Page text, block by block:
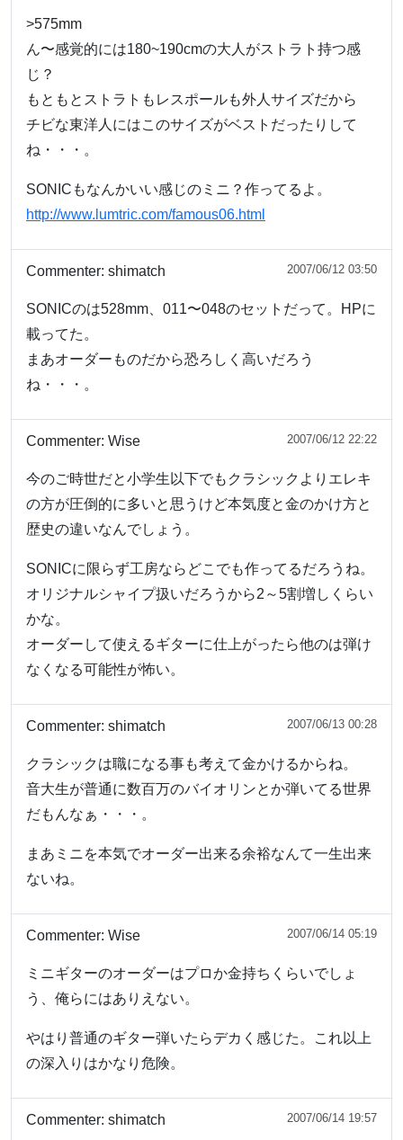
>575mm
ん〜感覚的には180~190cmの大人がストラト持つ感
じ？
もともとストラトもレスポールも外人サイズだから
チビな東洋人にはこのサイズがベストだったりして
ね・・・。
SONICもなんかいい感じのミニ？作ってるよ。
http://www.lumtric.com/famous06.html
Commenter: shimatch 2007/06/12 03:50
SONICのは528mm、011〜048のセットだって。HPに
載ってた。
まあオーダーものだから恐ろしく高いだろう
ね・・・。
Commenter: Wise 2007/06/12 22:22
今のご時世だと小学生以下でもクラシックよりエレキ
の方が圧倒的に多いと思うけど本気度と金のかけ方と
歴史の違いなんでしょう。
SONICに限らず工房ならどこでも作ってるだろうね。
オリジナルシャイプ扱いだろうから2～5割増しくらい
かな。
オーダーして使えるギターに仕上がったら他のは弾け
なくなる可能性が怖い。
Commenter: shimatch 2007/06/13 00:28
クラシックは職になる事も考えて金かけるからね。
音大生が普通に数百万のバイオリンとか弾いてる世界
だもんなぁ・・・。
まあミニを本気でオーダー出来る余裕なんて一生出来
ないね。
Commenter: Wise 2007/06/14 05:19
ミニギターのオーダーはプロか金持ちくらいでしょ
う、俺らにはありえない。
やはり普通のギター弾いたらデカく感じた。これ以上
の深入りはかなり危険。
Commenter: shimatch 2007/06/14 19:57